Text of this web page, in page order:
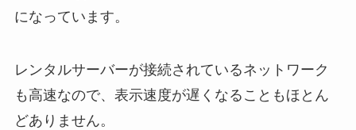
になっています。
レンタルサーバーが接続されているネットワーク
も高速なので、表示速度が遅くなることもほとん
どありません。